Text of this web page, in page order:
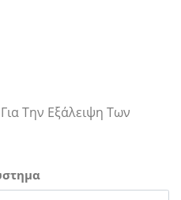
Την Εξάλειψη Των